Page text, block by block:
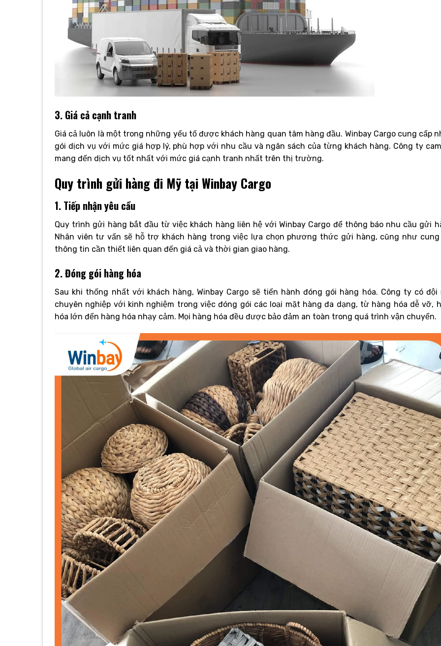
3. Giá cả cạnh tranh
Giá cả luôn là một trong những yếu tố được khách hàng quan tâm hàng đầu. Winbay Cargo cung cấp
gói dịch vụ với mức giá hợp lý, phù hợp với nhu cầu và ngân sách của từng khách hàng. Công ty
mang đến dịch vụ tốt nhất với mức giá cạnh tranh nhất trên thị trường.
Quy trình gửi hàng đi Mỹ tại Winbay Cargo
1. Tiếp nhận yêu cầu
Quy trình gửi hàng bắt đầu từ việc khách hàng liên hệ với Winbay Cargo để thông báo nhu cầu gửi
Nhân viên tư vấn sẽ hỗ trợ khách hàng trong việc lựa chọn phương thức gửi hàng, cũng như cung
thông tin cần thiết liên quan đến giá cả và thời gian giao hàng.
2. Đóng gói hàng hóa
Sau khi thống nhất với khách hàng, Winbay Cargo sẽ tiến hành đóng gói hàng hóa. Công ty có đội
chuyên nghiệp với kinh nghiệm trong việc đóng gói các loại mặt hàng đa dạng, từ hàng hóa dễ vỡ,
hóa lớn đến hàng hóa nhạy cảm. Mọi hàng hóa đều được bảo đảm an toàn trong quá trình vận chuyển.